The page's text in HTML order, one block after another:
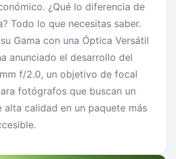
¿Qué lo diferencia de
Todo lo que necesitas saber.
Gama con una Óptica Versátil
anunciado el desarrollo del
f/2.0, un objetivo de focal
fotógrafos que buscan un
alta calidad en un paquete más